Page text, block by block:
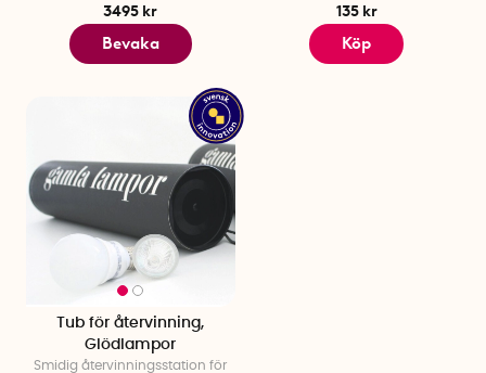
3495 kr
Bevaka
135 kr
Köp
Tub för återvinning,
Glödlampor
Smidig återvinningsstation för